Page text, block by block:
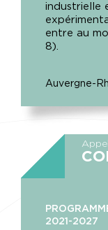
industrielle
entre au
8).
Auvergne-
Appel
2021-2027